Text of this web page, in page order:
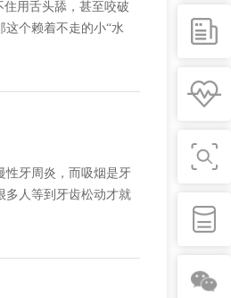
用舌头舔，甚至咬破
个赖着不走的小“水
性牙周炎，而吸烟是牙
多人等到牙齿松动才就